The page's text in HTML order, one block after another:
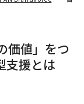
価値」をつ
援とは